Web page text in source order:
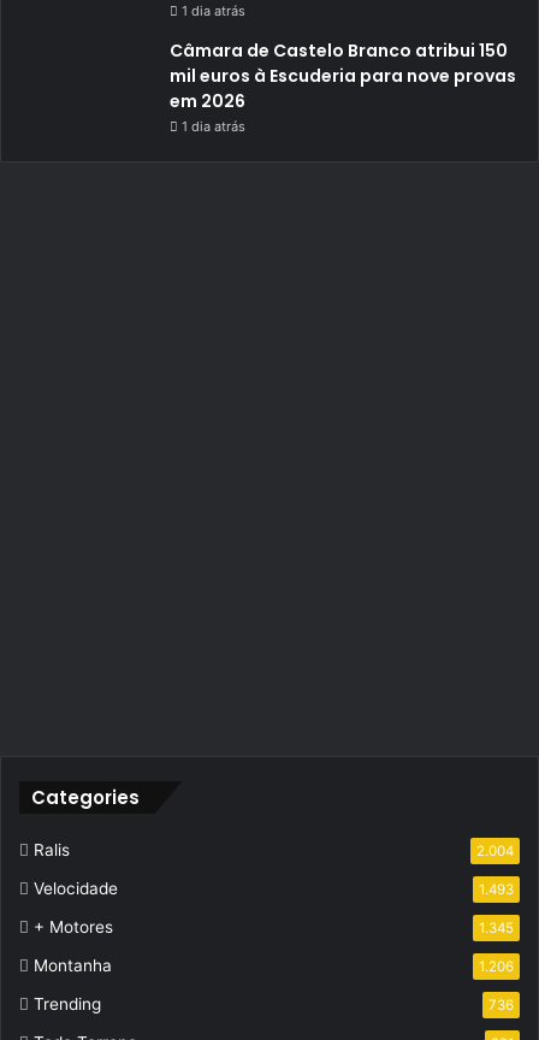
1 dia atrás
Câmara de Castelo Branco atribui 150
mil euros à Escuderia para nove provas
em 2026
1 dia atrás
Categories
Ralis 2.004
Velocidade 1.493
+ Motores 1.345
Montanha 1.206
Trending 736